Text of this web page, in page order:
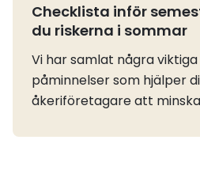
Checklista inför
du riskerna i sommar
Vi har samlat några
påminnelser som hjälper
åkeriföretagare att
under resten av året.